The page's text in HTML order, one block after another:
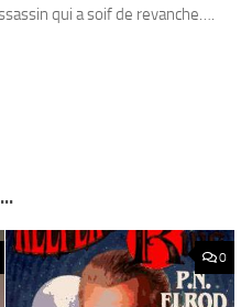
qui a soif de revanche….
0